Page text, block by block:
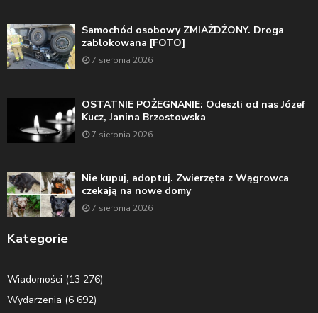
Samochód osobowy ZMIAŻDŻONY. Droga
zablokowana [FOTO]
7 sierpnia 2026
OSTATNIE POŻEGNANIE: Odeszli od nas Józef
Kucz, Janina Brzostowska
7 sierpnia 2026
Nie kupuj, adoptuj. Zwierzęta z Wągrowca
czekają na nowe domy
7 sierpnia 2026
Kategorie
Wiadomości (13 276)
Wydarzenia (6 692)